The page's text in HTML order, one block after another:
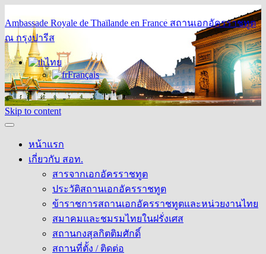
Ambassade Royale de Thaïlande en France สถานเอกอัครราชทูต
ณ กรุงปารีส
ไทย
Français
Skip to content
หน้าแรก
เกี่ยวกับ สอท.
สารจากเอกอัครราชทูต
ประวัติสถานเอกอัครราชทูต
ข้าราชการสถานเอกอัครราชทูตและหน่วยงานไทย
สมาคมและชมรมไทยในฝรั่งเศส
สถานกงสุลกิตติมศักดิ์
สถานที่ตั้ง / ติดต่อ